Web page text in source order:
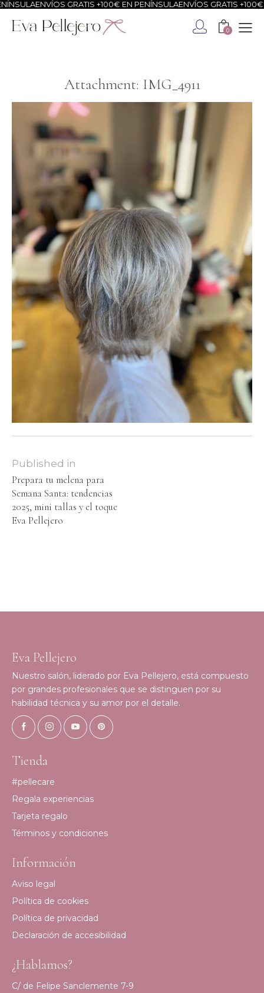
ENVÍOS GRATIS +100€ EN PENÍNSULAENVÍOS GRATIS +100€
0
Attachment: IMG_4911
Published in
Prepara tu melena para
Semana Santa: tendencias
2025, mini tallas y el toque
Eva Pellejero
Eva Pellejero
Nuestro salón, liderado por Eva Pellejero, está compuesto
por grandes profesionales que se distinguen por su
habilidad técnica y su amor por el detalle.
Tienda
#pellecare
Regala experiencias
Tarjeta regalo
Términos y condiciones
Información
Aviso legal
Política de cookies
Política de privacidad
Declaración de accesibilidad
¿Hablamos?
C/ de Felipe Sanclemente 7-9